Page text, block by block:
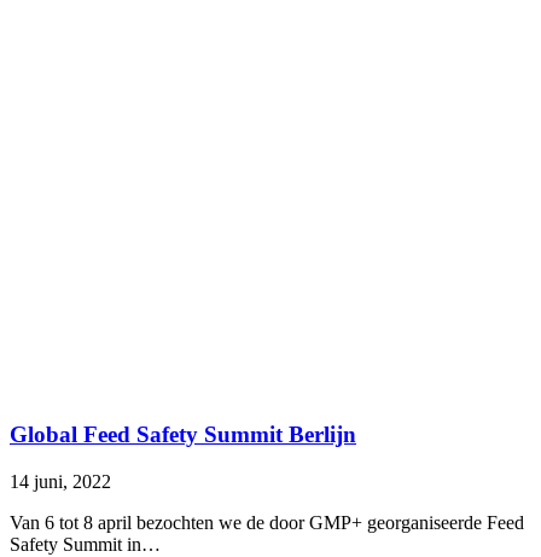
Global Feed Safety Summit Berlijn
14 juni, 2022
Van 6 tot 8 april bezochten we de door GMP+ georganiseerde Feed
Safety Summit in…